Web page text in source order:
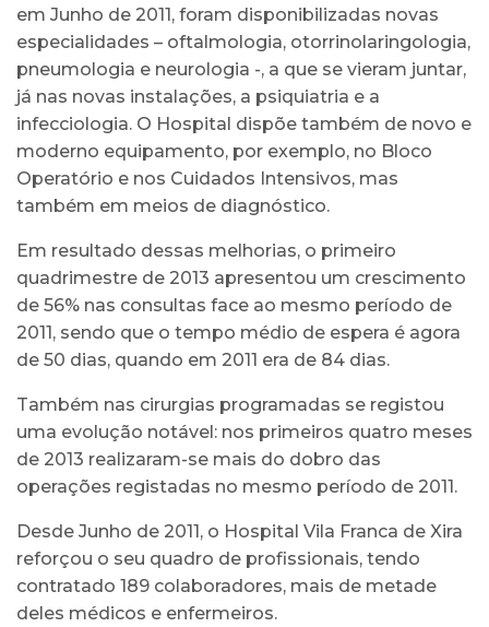
em Junho de 2011, foram disponibilizadas novas
especialidades – oftalmologia, otorrinolaringologia,
pneumologia e neurologia -, a que se vieram juntar,
já nas novas instalações, a psiquiatria e a
infecciologia. O Hospital dispõe também de novo e
moderno equipamento, por exemplo, no Bloco
Operatório e nos Cuidados Intensivos, mas
também em meios de diagnóstico.
Em resultado dessas melhorias, o primeiro
quadrimestre de 2013 apresentou um crescimento
de 56% nas consultas face ao mesmo período de
2011, sendo que o tempo médio de espera é agora
de 50 dias, quando em 2011 era de 84 dias.
Também nas cirurgias programadas se registou
uma evolução notável: nos primeiros quatro meses
de 2013 realizaram-se mais do dobro das
operações registadas no mesmo período de 2011.
Desde Junho de 2011, o Hospital Vila Franca de Xira
reforçou o seu quadro de profissionais, tendo
contratado 189 colaboradores, mais de metade
deles médicos e enfermeiros.